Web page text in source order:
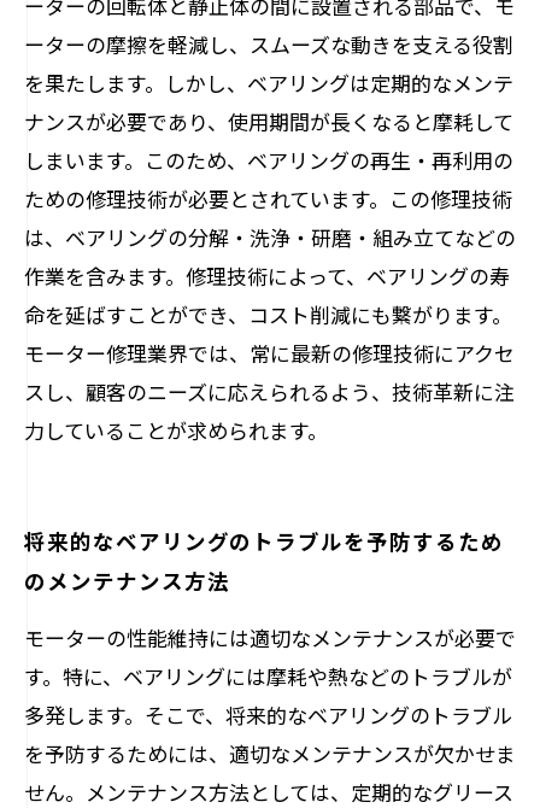
ーターの摩擦を軽減し、スムーズな動きを支える役割
を果たします。しかし、ベアリングは定期的なメンテ
ナンスが必要であり、使用期間が長くなると摩耗して
しまいます。このため、ベアリングの再生・再利用の
ための修理技術が必要とされています。この修理技術
は、ベアリングの分解・洗浄・研磨・組み立てなどの
作業を含みます。修理技術によって、ベアリングの寿
命を延ばすことができ、コスト削減にも繋がります。
モーター修理業界では、常に最新の修理技術にアクセ
スし、顧客のニーズに応えられるよう、技術革新に注
力していることが求められます。
将来的なベアリングのトラブルを予防するため
のメンテナンス方法
モーターの性能維持には適切なメンテナンスが必要で
す。特に、ベアリングには摩耗や熱などのトラブルが
多発します。そこで、将来的なベアリングのトラブル
を予防するためには、適切なメンテナンスが欠かせま
せん。メンテナンス方法としては、定期的なグリース